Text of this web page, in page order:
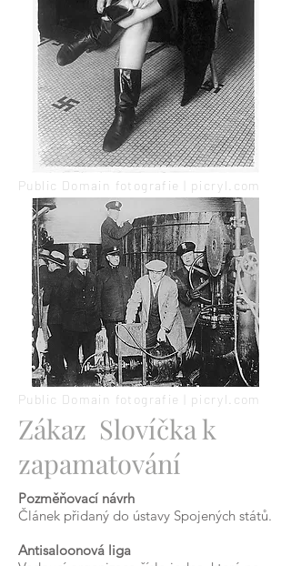
Public Domain fotografie | picryl.com
Public Domain fotografie | picryl.com
Zákaz Slovíčka k
zapamatování
Pozměňovací návrh
Článek přidaný do ústavy Spojených států.
Antisaloonová liga